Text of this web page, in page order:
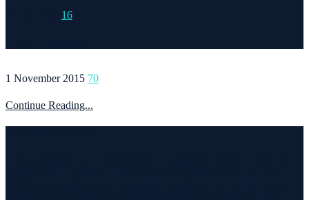
16
1 November 2015 70
Continue Reading...